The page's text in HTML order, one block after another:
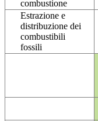
combustione
Estrazione e
distribuzione dei
combustibili
fossili